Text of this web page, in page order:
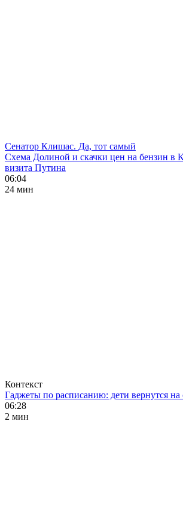
Сенатор Клишас. Да, тот самый
Схема Долиной и скачки цен на бензин в
визита Путина
06:04
24 мин
Контекст
Гаджеты по расписанию: дети вернутся на
06:28
2 мин